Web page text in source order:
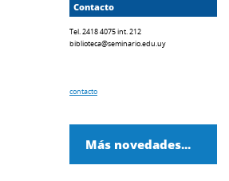
Contacto
Tel. 2418 4075 int. 212
biblioteca@seminario.edu.uy
contacto
Más novedades...